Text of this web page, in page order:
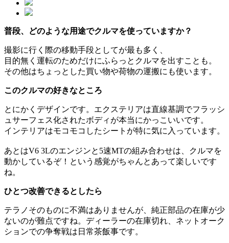
普段、どのような用途でクルマを使っていますか？
撮影に行く際の移動手段としてが最も多く、
目的無く運転のためだけにふらっとクルマを出すことも。
その他はちょっとした買い物や荷物の運搬にも使います。
このクルマの好きなところ
とにかくデザインです。エクステリアは直線基調でフラッシ
ュサーフェス化されたボディが本当にかっこいいです。
インテリアはモコモコしたシートが特に気に入っています。
あとはV6 3Lのエンジンと5速MTの組み合わせは、クルマを
動かしているぞ！という感覚がちゃんとあって楽しいです
ね。
ひとつ改善できるとしたら
テラノそのものに不満はありませんが、純正部品の在庫が少
ないのが難点ですね。ディーラーの在庫切れ、ネットオーク
ションでの争奪戦は日常茶飯事です。